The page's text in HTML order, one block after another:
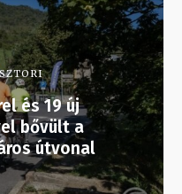
és 19 új
bővült a
útvonal